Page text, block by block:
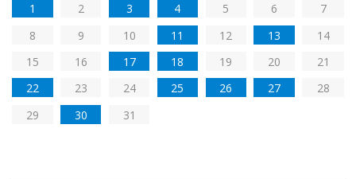
1 2 3 4 5 6
7
8
9 10 11 12 13
14
15
16 17 18 19 20
21
22
23 24 25 26 27
28
29
30 31